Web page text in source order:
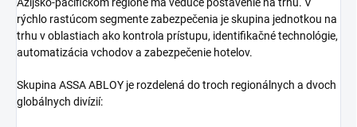
rýchlo rastúcom segmente zabezpečenia je skupina jednotkou na
trhu v oblastiach ako kontrola prístupu, identifikačné technológie,
automatizácia vchodov a zabezpečenie hotelov.
Skupina ASSA ABLOY je rozdelená do troch regionálnych a dvoch
globálnych divízií: